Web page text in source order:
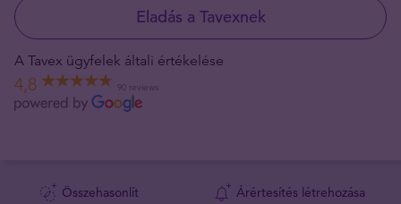
Eladás a Tavexnek
A Tavex ügyfelek általi értékelése
4,8 90 reviews
Összehasonlít Árértesítés létrehozása